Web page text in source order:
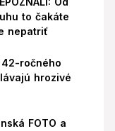
to čakáte
nepatriť
42-ročného
hrozivé
FOTO a